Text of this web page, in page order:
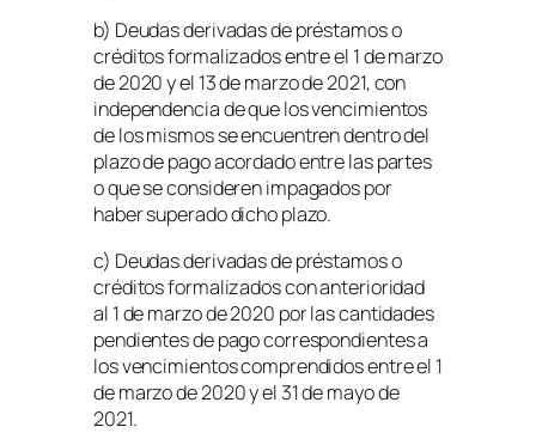
b) Deudas derivadas de préstamos o
créditos formalizados entre el 1 de marzo
de 2020 y el 13 de marzo de 2021, con
independencia de que los vencimientos
de los mismos se encuentren dentro del
plazo de pago acordado entre las partes
o que se consideren impagados por
haber superado dicho plazo.
c) Deudas derivadas de préstamos o
créditos formalizados con anterioridad
al 1 de marzo de 2020 por las cantidades
pendientes de pago correspondientes a
los vencimientos comprendidos entre el 1
de marzo de 2020 y el 31 de mayo de
2021.